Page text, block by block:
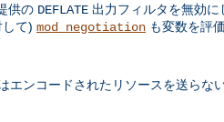
供の DEFLATE 出力フィルタを無効
て) mod_negotiation も変数を評
エンコードされたリソースを送らな